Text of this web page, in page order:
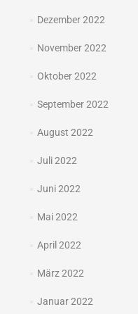
Dezember 2022
November 2022
Oktober 2022
September 2022
August 2022
Juli 2022
Juni 2022
Mai 2022
April 2022
März 2022
Januar 2022